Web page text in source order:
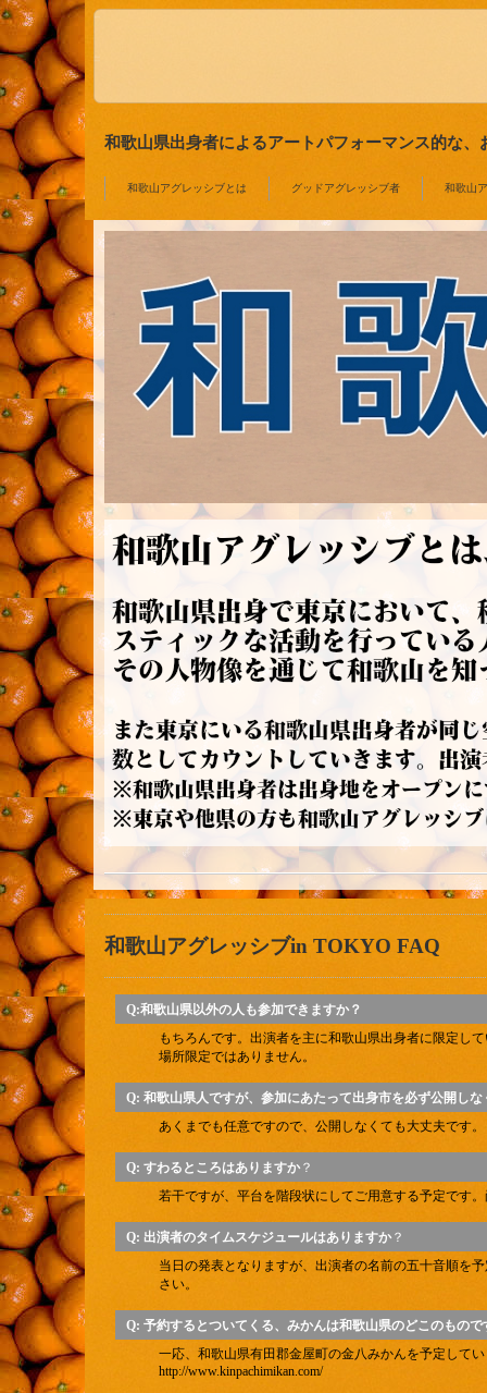
和歌山県出身者によるアートパフォーマンス的な
和歌山アグレッシブとは グッドアグレッシブ者 和歌山
和歌山アグレッシブin TOKYO FAQ
Q:和歌山県以外の人も参加できますか？
もちろんです。出演者を主に和歌山県出身者に限定し
場所限定ではありません。
Q: 和歌山県人ですが、参加にあたって出身市を必ず公開し
あくまでも任意ですので、公開しなくても大丈夫です。
Q: すわるところはありますか？
若干ですが、平台を階段状にしてご用意する予定です
Q: 出演者のタイムスケジュールはありますか？
当日の発表となりますが、出演者の名前の五十音順を
さい。
Q: 予約するとついてくる、みかんは和歌山県のどこのもので
一応、和歌山県有田郡金屋町の金八みかんを予定して
http://www.kinpachimikan.com/